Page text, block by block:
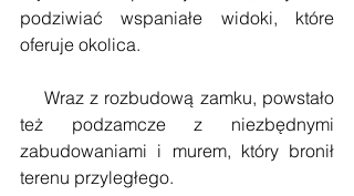
podziwiać wspaniałe widoki, które
oferuje okolica.
Wraz z rozbudową zamku, powstało
też podzamcze z niezbędnymi
zabudowaniami i murem, który bronił
terenu przyległego.